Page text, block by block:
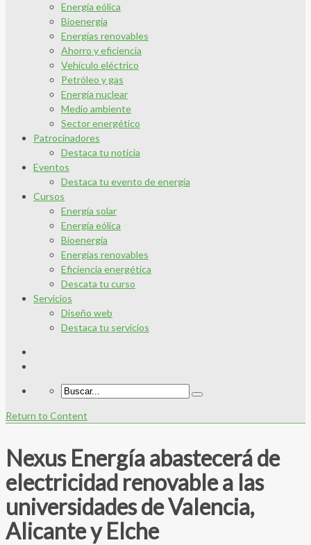
Energía eólica
Bioenergía
Energías renovables
Ahorro y eficiencia
Vehículo eléctrico
Petróleo y gas
Energía nuclear
Medio ambiente
Sector energético
Patrocinadores
Destaca tu noticia
Eventos
Destaca tu evento de energía
Cursos
Energía solar
Energía eólica
Bioenergía
Energías renovables
Eficiencia energética
Descata tu curso
Servicios
Diseño web
Destaca tu servicios
Return to Content
Nexus Energía abastecerá de
electricidad renovable a las
universidades de Valencia,
Alicante y Elche